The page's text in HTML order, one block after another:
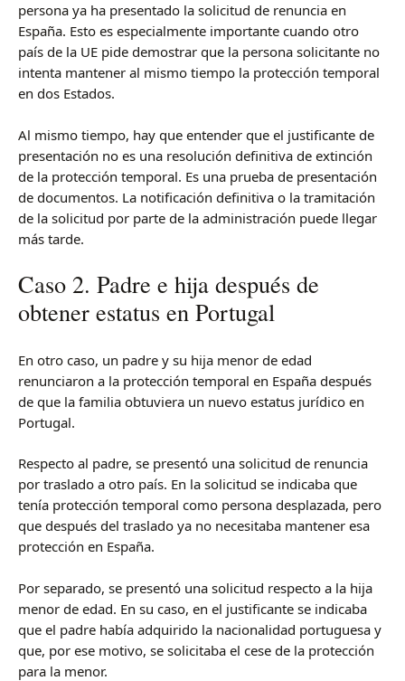
persona ya ha presentado la solicitud de renuncia en
España. Esto es especialmente importante cuando otro
país de la UE pide demostrar que la persona solicitante no
intenta mantener al mismo tiempo la protección temporal
en dos Estados.
Al mismo tiempo, hay que entender que el justificante de
presentación no es una resolución definitiva de extinción
de la protección temporal. Es una prueba de presentación
de documentos. La notificación definitiva o la tramitación
de la solicitud por parte de la administración puede llegar
más tarde.
Caso 2. Padre e hija después de
obtener estatus en Portugal
En otro caso, un padre y su hija menor de edad
renunciaron a la protección temporal en España después
de que la familia obtuviera un nuevo estatus jurídico en
Portugal.
Respecto al padre, se presentó una solicitud de renuncia
por traslado a otro país. En la solicitud se indicaba que
tenía protección temporal como persona desplazada, pero
que después del traslado ya no necesitaba mantener esa
protección en España.
Por separado, se presentó una solicitud respecto a la hija
menor de edad. En su caso, en el justificante se indicaba
que el padre había adquirido la nacionalidad portuguesa y
que, por ese motivo, se solicitaba el cese de la protección
para la menor.